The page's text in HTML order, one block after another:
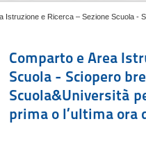
Istruzione e Ricerca – Sezione Scuola -
Comparto e Area
Scuola - Sciopero
Scuola&Università
prima o l’ultima ora